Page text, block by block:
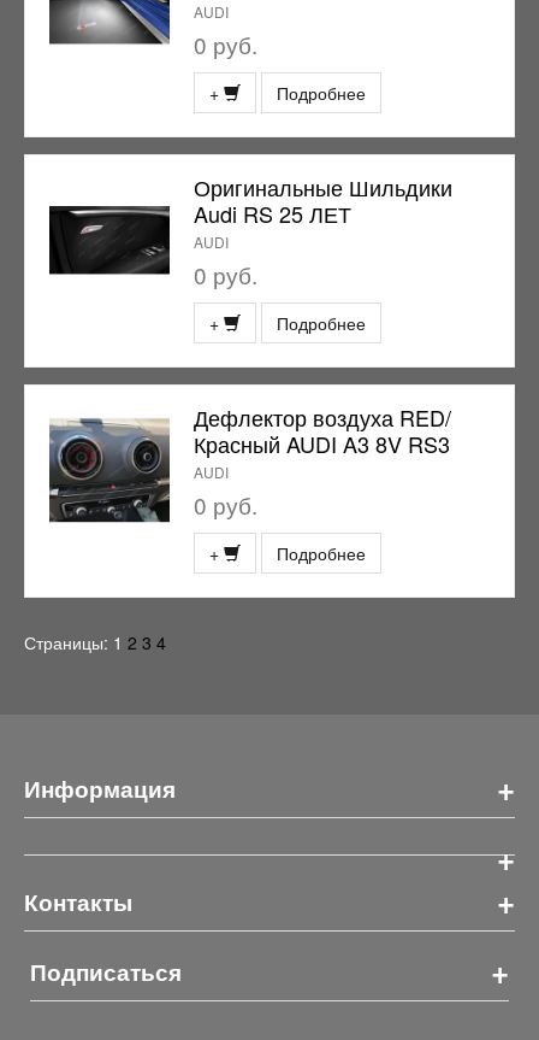
AUDI
0 руб.
+ Подробнее
Оригинальные Шильдики
Audi RS 25 ЛЕТ
AUDI
0 руб.
+ Подробнее
Дефлектор воздуха RED/
Красный AUDI A3 8V RS3
AUDI
0 руб.
+ Подробнее
Страницы: 1 2 3 4
Информация
+
+
Контакты +
Подписаться +